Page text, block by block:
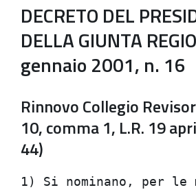
DECRETO DEL
DELLA GIUNTA
gennaio 2001, n. 16
Rinnovo Collegio
10, comma 1, L.R. 19
44)
1) Si nominano,